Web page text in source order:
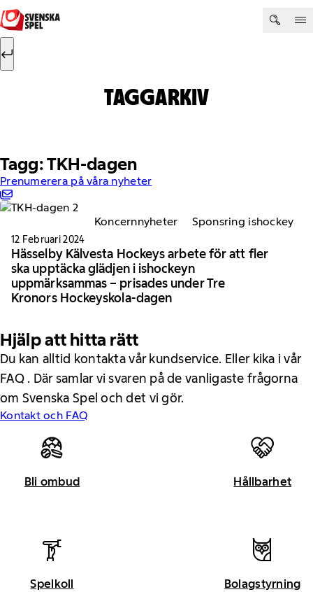
Hoppa till innehåll
Sök efter:
TAGGARKIV
Tagg: TKH-dagen
Prenumerera på våra nyheter
Koncernnyheter Sponsring ishockey
12 Februari 2024
Hässelby Kälvesta Hockeys arbete för att fler
ska upptäcka glädjen i ishockeyn
uppmärksammas – prisades under Tre
Kronors Hockeyskola-dagen
Hjälp att hitta rätt
Du kan alltid kontakta vår kundservice. Eller kika i vår
FAQ . Där samlar vi svaren på de vanligaste frågorna
om Svenska Spel och det vi gör.
Kontakt och FAQ
Bli ombud Hållbarhet
Spelkoll Bolagstyrning